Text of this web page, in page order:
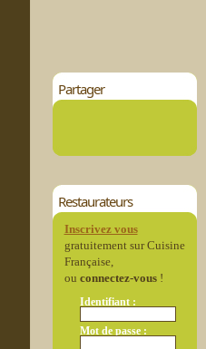
Partager
Restaurateurs
Inscrivez vous
gratuitement sur Cuisine
Française,
ou connectez-vous!
Identifiant :
Mot de passe :